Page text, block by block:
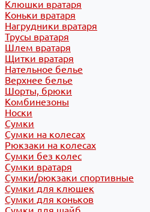
Клюшки вратаря
Коньки вратаря
Нагрудники вратаря
Трусы вратаря
Шлем вратаря
Щитки вратаря
Нательное белье
Верхнее белье
Шорты, брюки
Комбинезоны
Носки
Сумки
Сумки на колесах
Рюкзаки на колесах
Сумки без колес
Сумки вратаря
Сумки/рюкзаки спортивные
Сумки для клюшек
Сумки для коньков